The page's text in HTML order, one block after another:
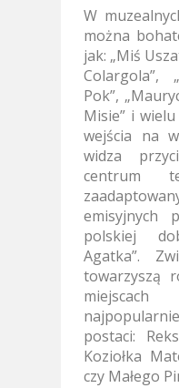
W
można
jak: „Miś
Colargola”,
Pok”,
Misie” i
wejścia na
widza
centrum
emisyjnych
polskiej
Agatka”.
towarzyszą
postaci:
Koziołka
czy Małego